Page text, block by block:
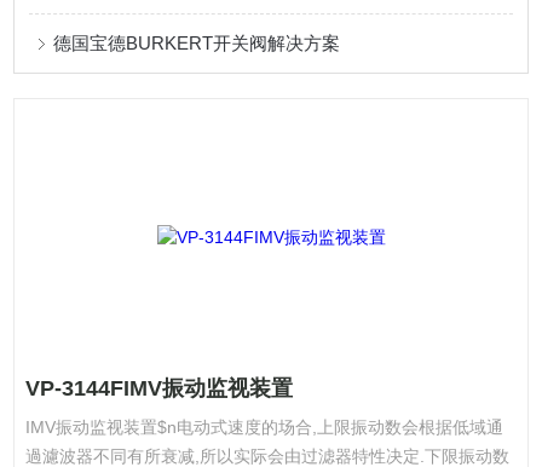
德国宝德BURKERT开关阀解决方案
VP-3144FIMV振动监视装置
IMV振动监视装置$n电动式速度的场合,上限振动数会根据低域通
過濾波器不同有所衰减,所以实际会由过滤器特性决定.下限振动数